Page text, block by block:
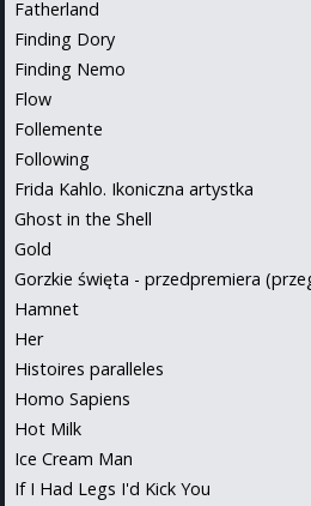
Fatherland
Finding Dory
Finding Nemo
Flow
Follemente
Following
Frida Kahlo. Ikoniczna artystka
Ghost in the Shell
Gold
Gorzkie święta - przedpremiera
Hamnet
Her
Histoires paralleles
Homo Sapiens
Hot Milk
Ice Cream Man
If I Had Legs I'd Kick You